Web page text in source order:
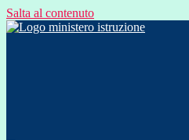
Salta al contenuto